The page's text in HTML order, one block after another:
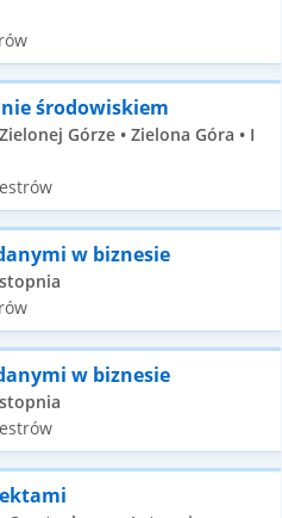
środowiskiem
Górze • Zielona Góra • I
w biznesie
w biznesie